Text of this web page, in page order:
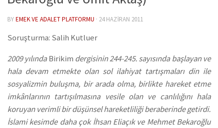
BYEMEK VE ADALET PLATFORMU · 24 HAZIRAN 2011
Soruşturma: Salih Kutluer
2009 yılındaBirikim dergisinin 244-245. sayısında başlayan ve
hala devam etmekte olan sol ilahiyat tartışmaları din ile
sosyalizmin buluşma, bir arada olma, birlikte hareket etme
imkânlarının tartışılmasına vesile olan ve canlılığını hala
koruyan verimli bir düşünsel hareketliliği beraberinde getirdi.
İslami kesimde daha çok İhsan Eliaçık ve Mehmet Bekaroğlu